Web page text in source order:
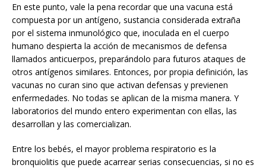
En este punto, vale la pena recordar que una vacuna está
compuesta por un antígeno, sustancia considerada extraña
por el sistema inmunológico que, inoculada en el cuerpo
humano despierta la acción de mecanismos de defensa
llamados anticuerpos, preparándolo para futuros ataques de
otros antígenos similares. Entonces, por propia definición, las
vacunas no curan sino que activan defensas y previenen
enfermedades. No todas se aplican de la misma manera. Y
laboratorios del mundo entero experimentan con ellas, las
desarrollan y las comercializan.
Entre los bebés, el mayor problema respiratorio es la
bronquiolitis que puede acarrear serias consecuencias, si no es